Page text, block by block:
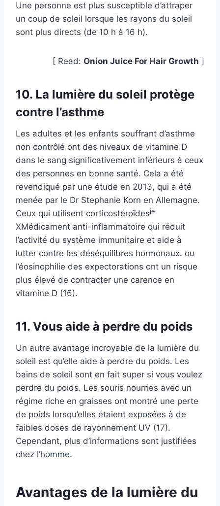
Une personne est plus susceptible d’attraper
un coup de soleil lorsque les rayons du soleil
sont plus directs (de 10 h à 16 h).
[ Read: Onion Juice For Hair Growth ]
10. La lumière du soleil protège
contre l’asthme
Les adultes et les enfants souffrant d’asthme
non contrôlé ont des niveaux de vitamine D
dans le sang significativement inférieurs à ceux
des personnes en bonne santé. Cela a été
revendiqué par une étude en 2013, qui a été
menée par le Dr Stephanie Korn en Allemagne.
Ceux qui utilisent corticostéroïdesje
XMédicament anti-inflammatoire qui réduit
l’activité du système immunitaire et aide à
lutter contre les déséquilibres hormonaux. ou
l’éosinophilie des expectorations ont un risque
plus élevé de contracter une carence en
vitamine D (16).
11. Vous aide à perdre du poids
Un autre avantage incroyable de la lumière du
soleil est qu’elle aide à perdre du poids. Les
bains de soleil sont en fait super si vous voulez
perdre du poids. Les souris nourries avec un
régime riche en graisses ont montré une perte
de poids lorsqu’elles étaient exposées à de
faibles doses de rayonnement UV (17).
Cependant, plus d’informations sont justifiées
chez l’homme.
Avantages de la lumière du